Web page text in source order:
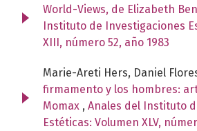
World-Views, de Elizabeth
Instituto de Investigaciones
XIII, número 52, año 1983
Marie-Areti Hers, Daniel
firmamento y los hombres:
Momax , Anales del Instituto
Estéticas: Volumen XLV,